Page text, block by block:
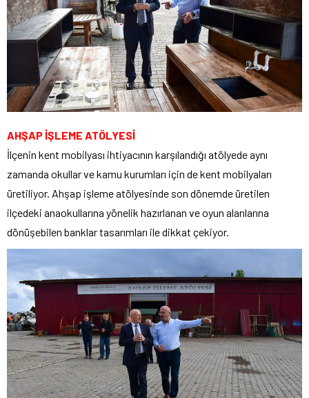
AHŞAP İŞLEME ATÖLYESİ
İlçenin kent mobilyası ihtiyacının karşılandığı atölyede aynı
zamanda okullar ve kamu kurumları için de kent mobilyaları
üretiliyor. Ahşap işleme atölyesinde son dönemde üretilen
ilçedeki anaokullarına yönelik hazırlanan ve oyun alanlarına
dönüşebilen banklar tasarımları ile dikkat çekiyor.